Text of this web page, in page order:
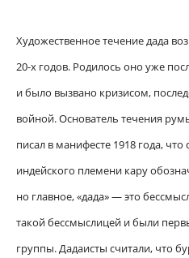
Художественное течение дада
20-х годов. Родилось оно уже
и было вызвано кризисом,
войной. Основатель течения
писал в манифесте 1918 года, что
индейского племени кару
но главное, «дада» — это
такой бессмыслицей и были
группы. Дадаисты считали, что